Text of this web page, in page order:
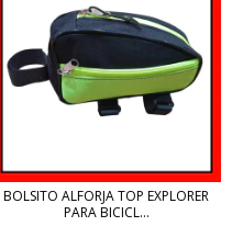
BOLSITO ALFORJA TOP EXPLORER
PARA BICICL...